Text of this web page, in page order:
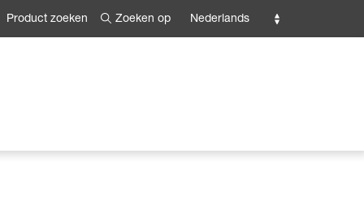
Product zoeken Zoeken op Nederlands